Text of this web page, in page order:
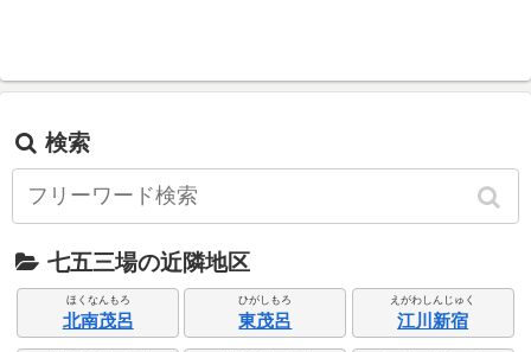
検索
七五三場の近隣地区
ほくなんもろ
北南茂呂
ひがしもろ
東茂呂
えがわしんじゅく
江川新宿